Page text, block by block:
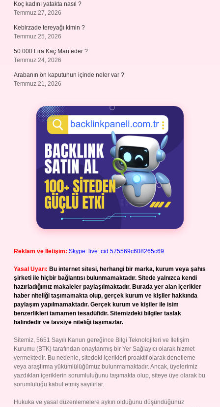
Koç kadını yatakta nasıl ?
Temmuz 27, 2026
Kebirzade tereyağı kimin ?
Temmuz 25, 2026
50.000 Lira Kaç Man eder ?
Temmuz 24, 2026
Arabanın ön kaputunun içinde neler var ?
Temmuz 21, 2026
Reklam ve İletişim: Skype: live:.cid.575569c608265c69
Yasal Uyarı: Bu internet sitesi, herhangi bir marka, kurum veya şahıs
şirketi ile hiçbir bağlantısı bulunmamaktadır. Sitede yalnızca kendi
hazırladığımız makaleler paylaşılmaktadır. Burada yer alan içerikler
haber niteliği taşımamakta olup, gerçek kurum ve kişiler hakkında
paylaşım yapılmamaktadır. Gerçek kurum ve kişiler ile isim
benzerlikleri tamamen tesadüfidir. Sitemizdeki bilgiler taslak
halindedir ve tavsiye niteliği taşımazlar.
Sitemiz, 5651 Sayılı Kanun gereğince Bilgi Teknolojileri ve İletişim
Kurumu (BTK) tarafından onaylanmış bir Yer Sağlayıcı olarak hizmet
vermektedir. Bu nedenle, sitedeki içerikleri proaktif olarak denetleme
veya araştırma yükümlülüğümüz bulunmamaktadır. Ancak, üyelerimiz
yazdıkları içeriklerin sorumluluğunu taşımakta olup, siteye üye olarak bu
sorumluluğu kabul etmiş sayılırlar.
Hukuka ve yasal düzenlemelere aykırı olduğunu düşündüğünüz